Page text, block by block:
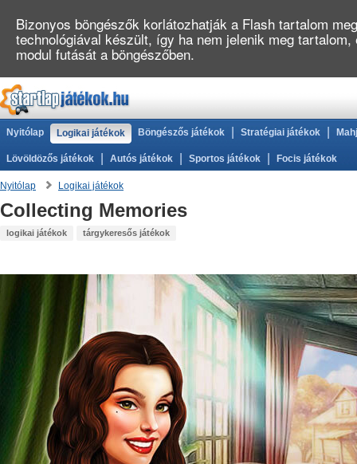
Nyitólap Logikai játékok Böngészős játékok Stratégiai játékok
Lövöldözős játékok Autós játékok Sportos játékok Focis játékok
Nyitólap Logikai játékok
Collecting Memories
logikai játékok tárgykeresős játékok
Bizonyos böngészők korlátozhatják a Flash tartalom
technológiával készült, így ha nem jelenik meg
modul futását a böngészőben.